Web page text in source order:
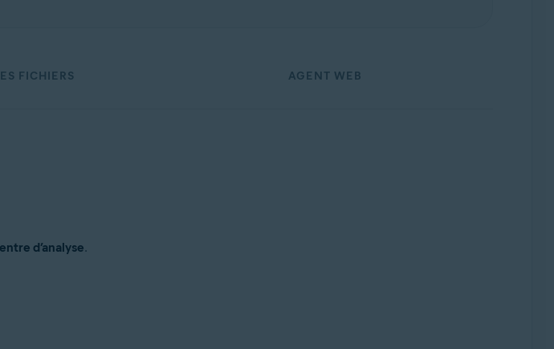
FICHIERS AGENT WEB
d’analyse.